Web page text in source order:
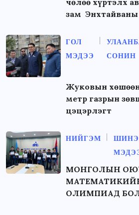
зам Энхтайваны
ГОЛ
МЭДЭЭ
СОНИН
Жуковын
метр газрын
цэцэрлэгт
НИЙГЭМ
ШИНЭ
МОНГОЛЫН
ОЛИМПИАД